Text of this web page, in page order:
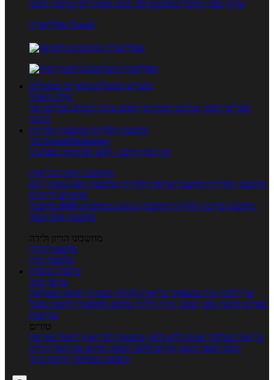
עדות ספרי בישול מתכונים לפי חגים ועונות לפי שיטות הכנה
אפליקציית Foods
מוצרים ומאכלים מוצרים ומאכלים
מילון האוכל
תפריטי תזונה ערכים תזונתיים חיפוש ע"פ רכיבים מכילים הכי
הרבה
מחשבון קלוריות מחשבון קלוריות
מנוי FoodsDictionary
5 ימי ניסיון חינם - לחצו לפרטים נוספים
מחשבוני תזונה ובריאות
מחשבון קלוריות מחשבון שריפת קלוריות מחשבון דופק מטרה יחס
מותניים לירכיים
מחשבון BMI
מחשבון צריכת קלוריות מחשבון מינונים מומלצים
מחשבון אחוז שומן
מחשבוני הריון ולידה
מחשבון הריון
מחשבון ביוץ
כתבות כתבות
ערוצי תוכן
איך להכין בית ומשפחה בריאות מחלות ובעיות רפואה משלימה
ספורט וכושר גופני נשים, הריון ולידה טיפים והמלצות חדשות אוכל
ובריאות
טורים
בריאות בצלחת טעים ללא גלוטן טבעונות לבריאות לבשל כמו שף
תזונה לבטן רגועה מרזים ללא דיאטה מזיזים את הגוף הרזיה
ורפואה משלימה גורמה ביתי